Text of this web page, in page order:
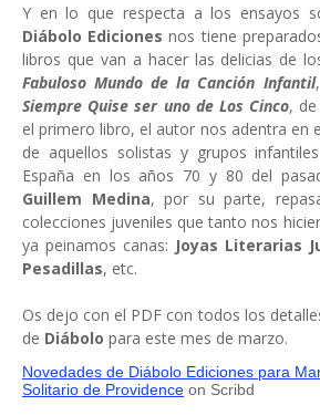
Y en lo que respecta a los ensayos
Diábolo Ediciones nos tiene
libros que van a hacer las delicias de
Fabuloso Mundo de la Canción Infantil
Siempre Quise ser uno de Los Cinco, de
el primero libro, el autor nos adentra en
de aquellos solistas y grupos
España en los años 70 y 80 del
Guillem Medina, por su parte,
colecciones juveniles que tanto nos
ya peinamos canas: Joyas Literarias
Pesadillas, etc.
Os dejo con el PDF con todos los
de Diábolo para este mes de marzo.
Novedades de Diábolo Ediciones para
Solitario de Providence on Scribd